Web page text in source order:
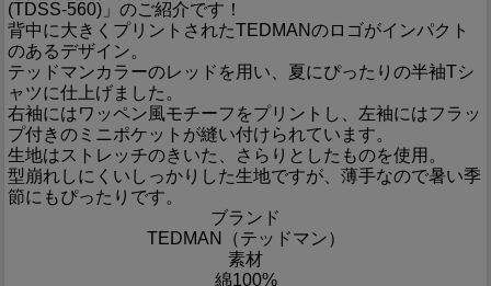
(TDSS-560)」のご紹介です！
背中に大きくプリントされたTEDMANのロゴがインパクト
のあるデザイン。
テッドマンカラーのレッドを用い、夏にぴったりの半袖Tシ
ャツに仕上げました。
右袖にはワッペン風モチーフをプリントし、左袖にはフラッ
プ付きのミニポケットが縫い付けられています。
生地はストレッチのきいた、さらりとしたものを使用。
型崩れしにくいしっかりした生地ですが、薄手なので暑い季
節にもぴったりです。
ブランド
TEDMAN（テッドマン）
素材
綿100%